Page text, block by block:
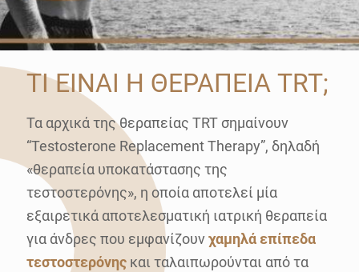
ΤΙ ΕΙΝΑΙ Η ΘΕΡΑΠΕΙΑ TRT;
Τα αρχικά της θεραπείας TRT σημαίνουν
“Testosterone Replacement Therapy”, δηλαδή
«θεραπεία υποκατάστασης της
τεστοστερόνης», η οποία αποτελεί μία
εξαιρετικά αποτελεσματική ιατρική θεραπεία
για άνδρες που εμφανίζουνχαμηλά επίπεδα
τεστοστερόνης και ταλαιπωρούνται από τα